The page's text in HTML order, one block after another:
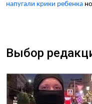
напугали крики ребенка
Выбор